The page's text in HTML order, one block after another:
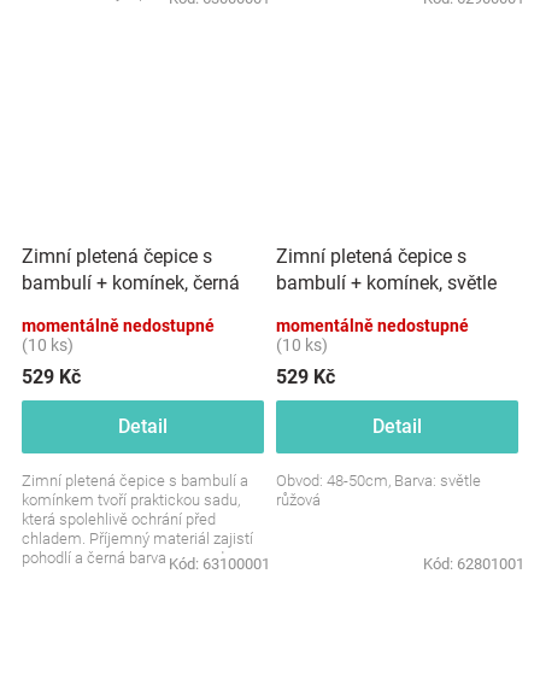
Zimní pletená čepice s
bambulí + komínek, černá
momentálně nedostupné
(10 ks)
529 Kč
Detail
Zimní pletená čepice s bambulí a
komínkem tvoří praktickou sadu,
která spolehlivě ochrání před
chladem. Příjemný materiál zajistí
pohodlí a černá barva se snadno
Kód: 63100001
Zimní pletená čepice s
bambulí + komínek, světle
momentálně nedostupné
(10 ks)
529 Kč
Detail
Obvod: 48-50cm, Barva: světle
růžová
Kód: 62801001